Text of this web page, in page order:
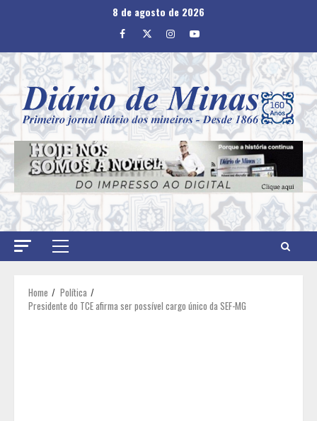
8 de agosto de 2026
Facebook
TwitterInstagram
Youtube
Primary
Home
Política
Presidente do TCE afirma ser possível cargo único da SEF-MG